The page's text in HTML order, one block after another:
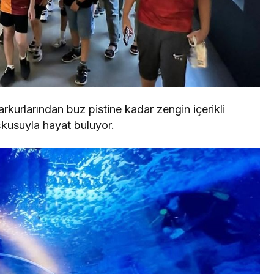
buz pistine kadar zengin içerikli
hayat buluyor.